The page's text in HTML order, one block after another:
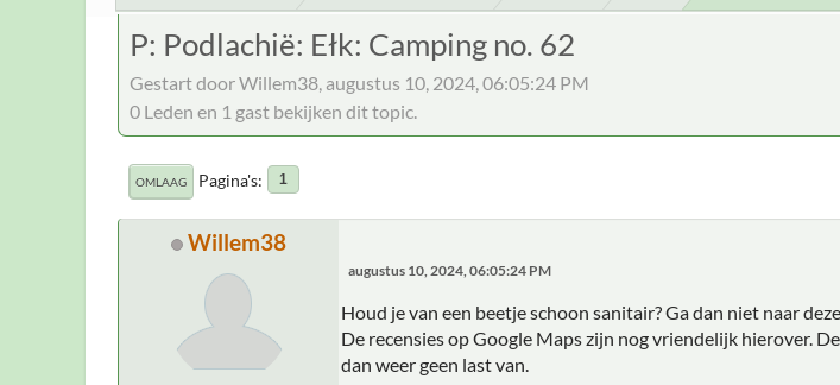
P: Podlachië: Ełk: Camping no. 62
Gestart door Willem38, augustus 10, 2024, 06:05:24 PM
0 Leden en 1 gast bekijken dit topic.
OMLAAG Pagina's 1
Willem38
augustus 10, 2024, 06:05:24 PM
Houd je van een beetje schoon sanitair? Ga dan niet naar
De recensies op Google Maps zijn nog vriendelijk hierover.
dan weer geen last van.